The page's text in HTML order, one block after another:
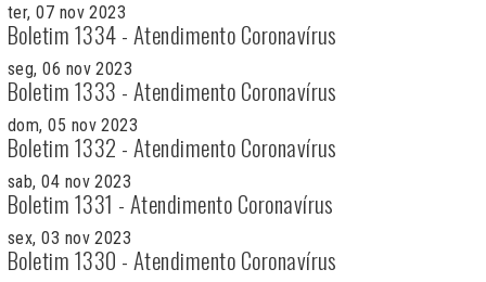
ter, 07 nov 2023
Boletim 1334 - Atendimento Coronavírus
seg, 06 nov 2023
Boletim 1333 - Atendimento Coronavírus
dom, 05 nov 2023
Boletim 1332 - Atendimento Coronavírus
sab, 04 nov 2023
Boletim 1331 - Atendimento Coronavírus
sex, 03 nov 2023
Boletim 1330 - Atendimento Coronavírus